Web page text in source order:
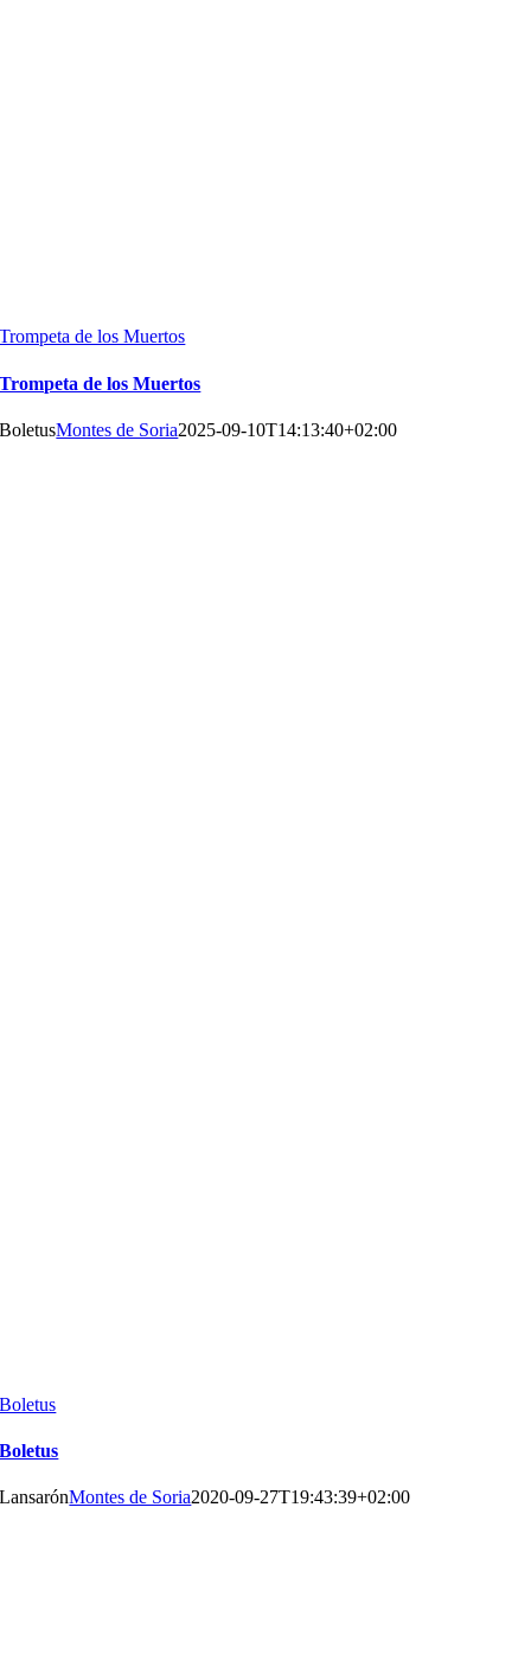
Trompeta de los Muertos
Trompeta de los Muertos
BoletusMontes de Soria2025-09-10T14:13:40+02:00
Boletus
Boletus
LansarónMontes de Soria2020-09-27T19:43:39+02:00